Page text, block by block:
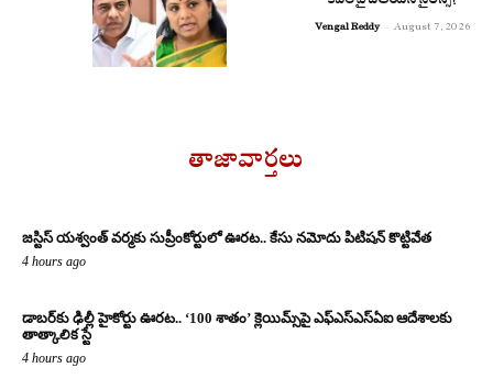
Vengal Reddy - August 7, 2026
తాజావార్తలు
జస్టిస్ యశ్వంత్ వర్మకు సుప్రీంకోర్టులో ఊరట.. కేసు నమోదు పిటిషన్ కొట్టివేత
4 hours ago
డాబర్‌కు ఢిల్లీ హైకోర్టు ఊరట.. ‘100 శాతం’ క్లెయిమ్స్‌పై ఎఫ్‌ఎస్‌ఎస్‌ఏఐ ఆదేశాలకు
తాత్కాలిక స్టే
4 hours ago